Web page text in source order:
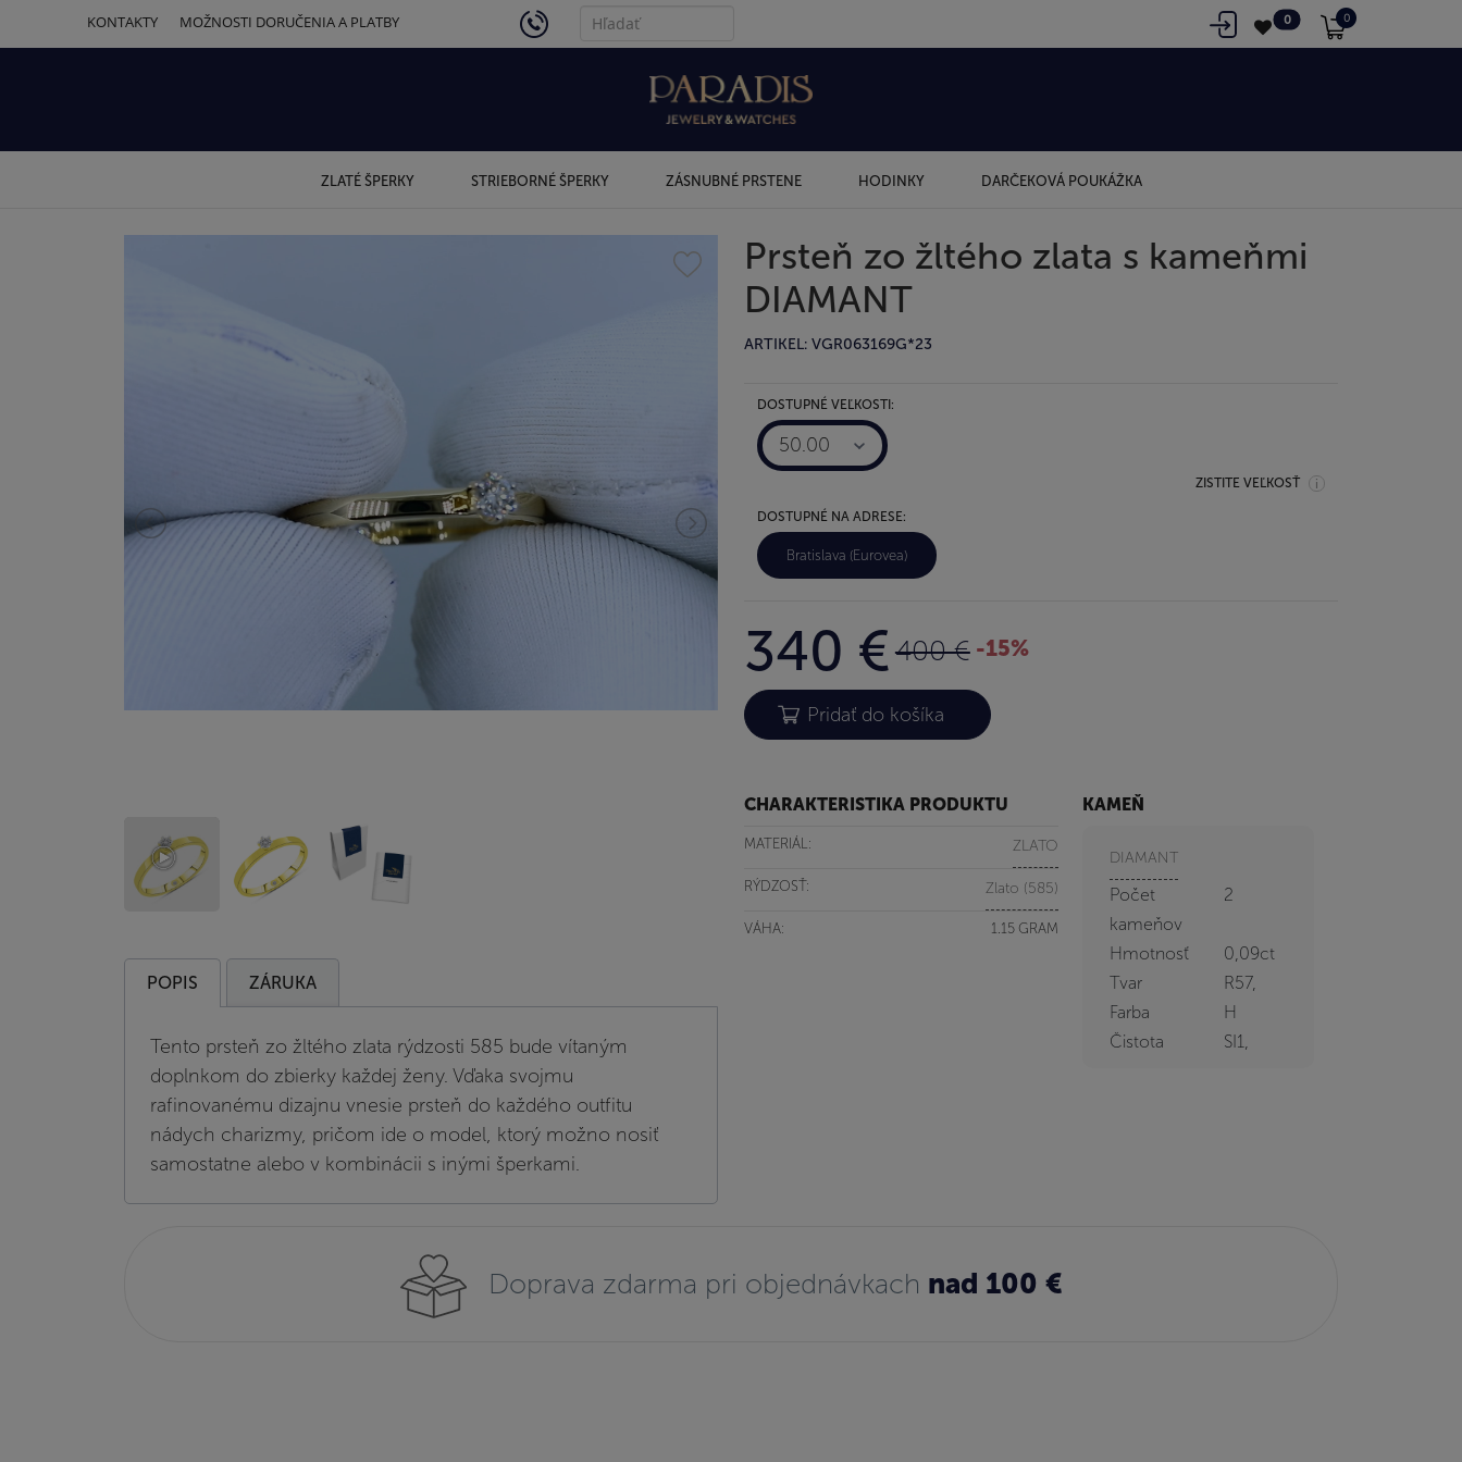
KONTAKTY MOŽNOSTI DORUČENIA A PLATBY 4434 0 0
ZLATÉ ŠPERKY STRIEBORNÉ ŠPERKY ZÁSNUBNÉ PRSTENE HODINKY DARČEKOVÁ POUKÁŽKA
POPIS ZÁRUKA
Tento prsteň zo žltého zlata rýdzosti 585 bude vítaným
doplnkom do zbierky každej ženy. Vďaka svojmu
rafinovanému dizajnu vnesie prsteň do každého outfitu
nádych charizmy, pričom ide o model, ktorý možno nosiť
samostatne alebo v kombinácii s inými šperkami.
Prsteň zo žltého zlata s kameňmi
DIAMANT
ARTIKEL: VGR063169G*23
DOSTUPNÉ VEĽKOSTI:
50.00
ZISTITE VEĽKOSŤ
DOSTUPNÉ NA ADRESE:
Bratislava (Eurovea)
340 €400 € -15%
CHARAKTERISTIKA PRODUKTU
MATERIÁL: ZLATO
RÝDZOSŤ: Zlato (585)
VÁHA: 1.15 GRAM
KAMEŇ
DIAMANT
Počet
kameňov
2
Hmotnosť
0,09ct
Tvar
R57,
Farba
H
Čistota
SI1,
Doprava zdarma pri objednávkach nad 100 €